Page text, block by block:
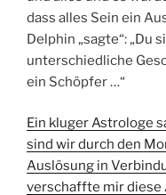
dass alles Sein ein
Delphin „sagte“: „Du
unterschiedliche
ein Schöpfer …“
Ein kluger Astrologe
sind wir durch den
Auslösung in
verschaffte mir diese